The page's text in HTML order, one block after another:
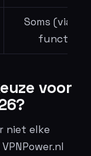
Soms (via
functies)
voor
niet elke